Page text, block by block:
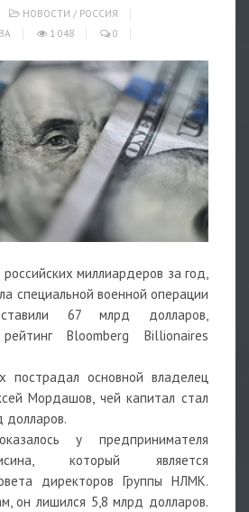
НОВОСТИ / РОССИЯ
1 048 0
миллиардеров за год,
специальной военной операции
67 млрд долларов,
рейтинг Bloomberg Billionaires
пострадал основной владелец
Мордашов, чей капитал стал
долларов.
у предпринимателя
который является
директоров Группы НЛМК.
он лишился 5,8 млрд долларов.